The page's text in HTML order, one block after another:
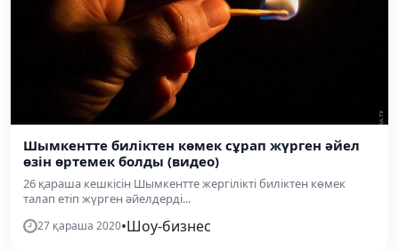
Шымкентте биліктен көмек сұрап жүрген әйел
өзін өртемек болды (видео)
26 қараша кешкісін Шымкентте жергілікті биліктен көмек
талап етіп жүрген әйелдерді...
27 қараша 2020•Шоу-бизнес